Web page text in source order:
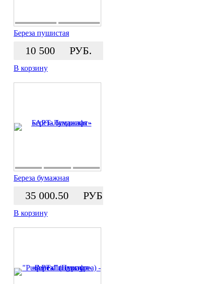
Береза пушистая
10 500 РУБ.
В корзину
Береза бумажная
35 000.50 РУБ.
В корзину